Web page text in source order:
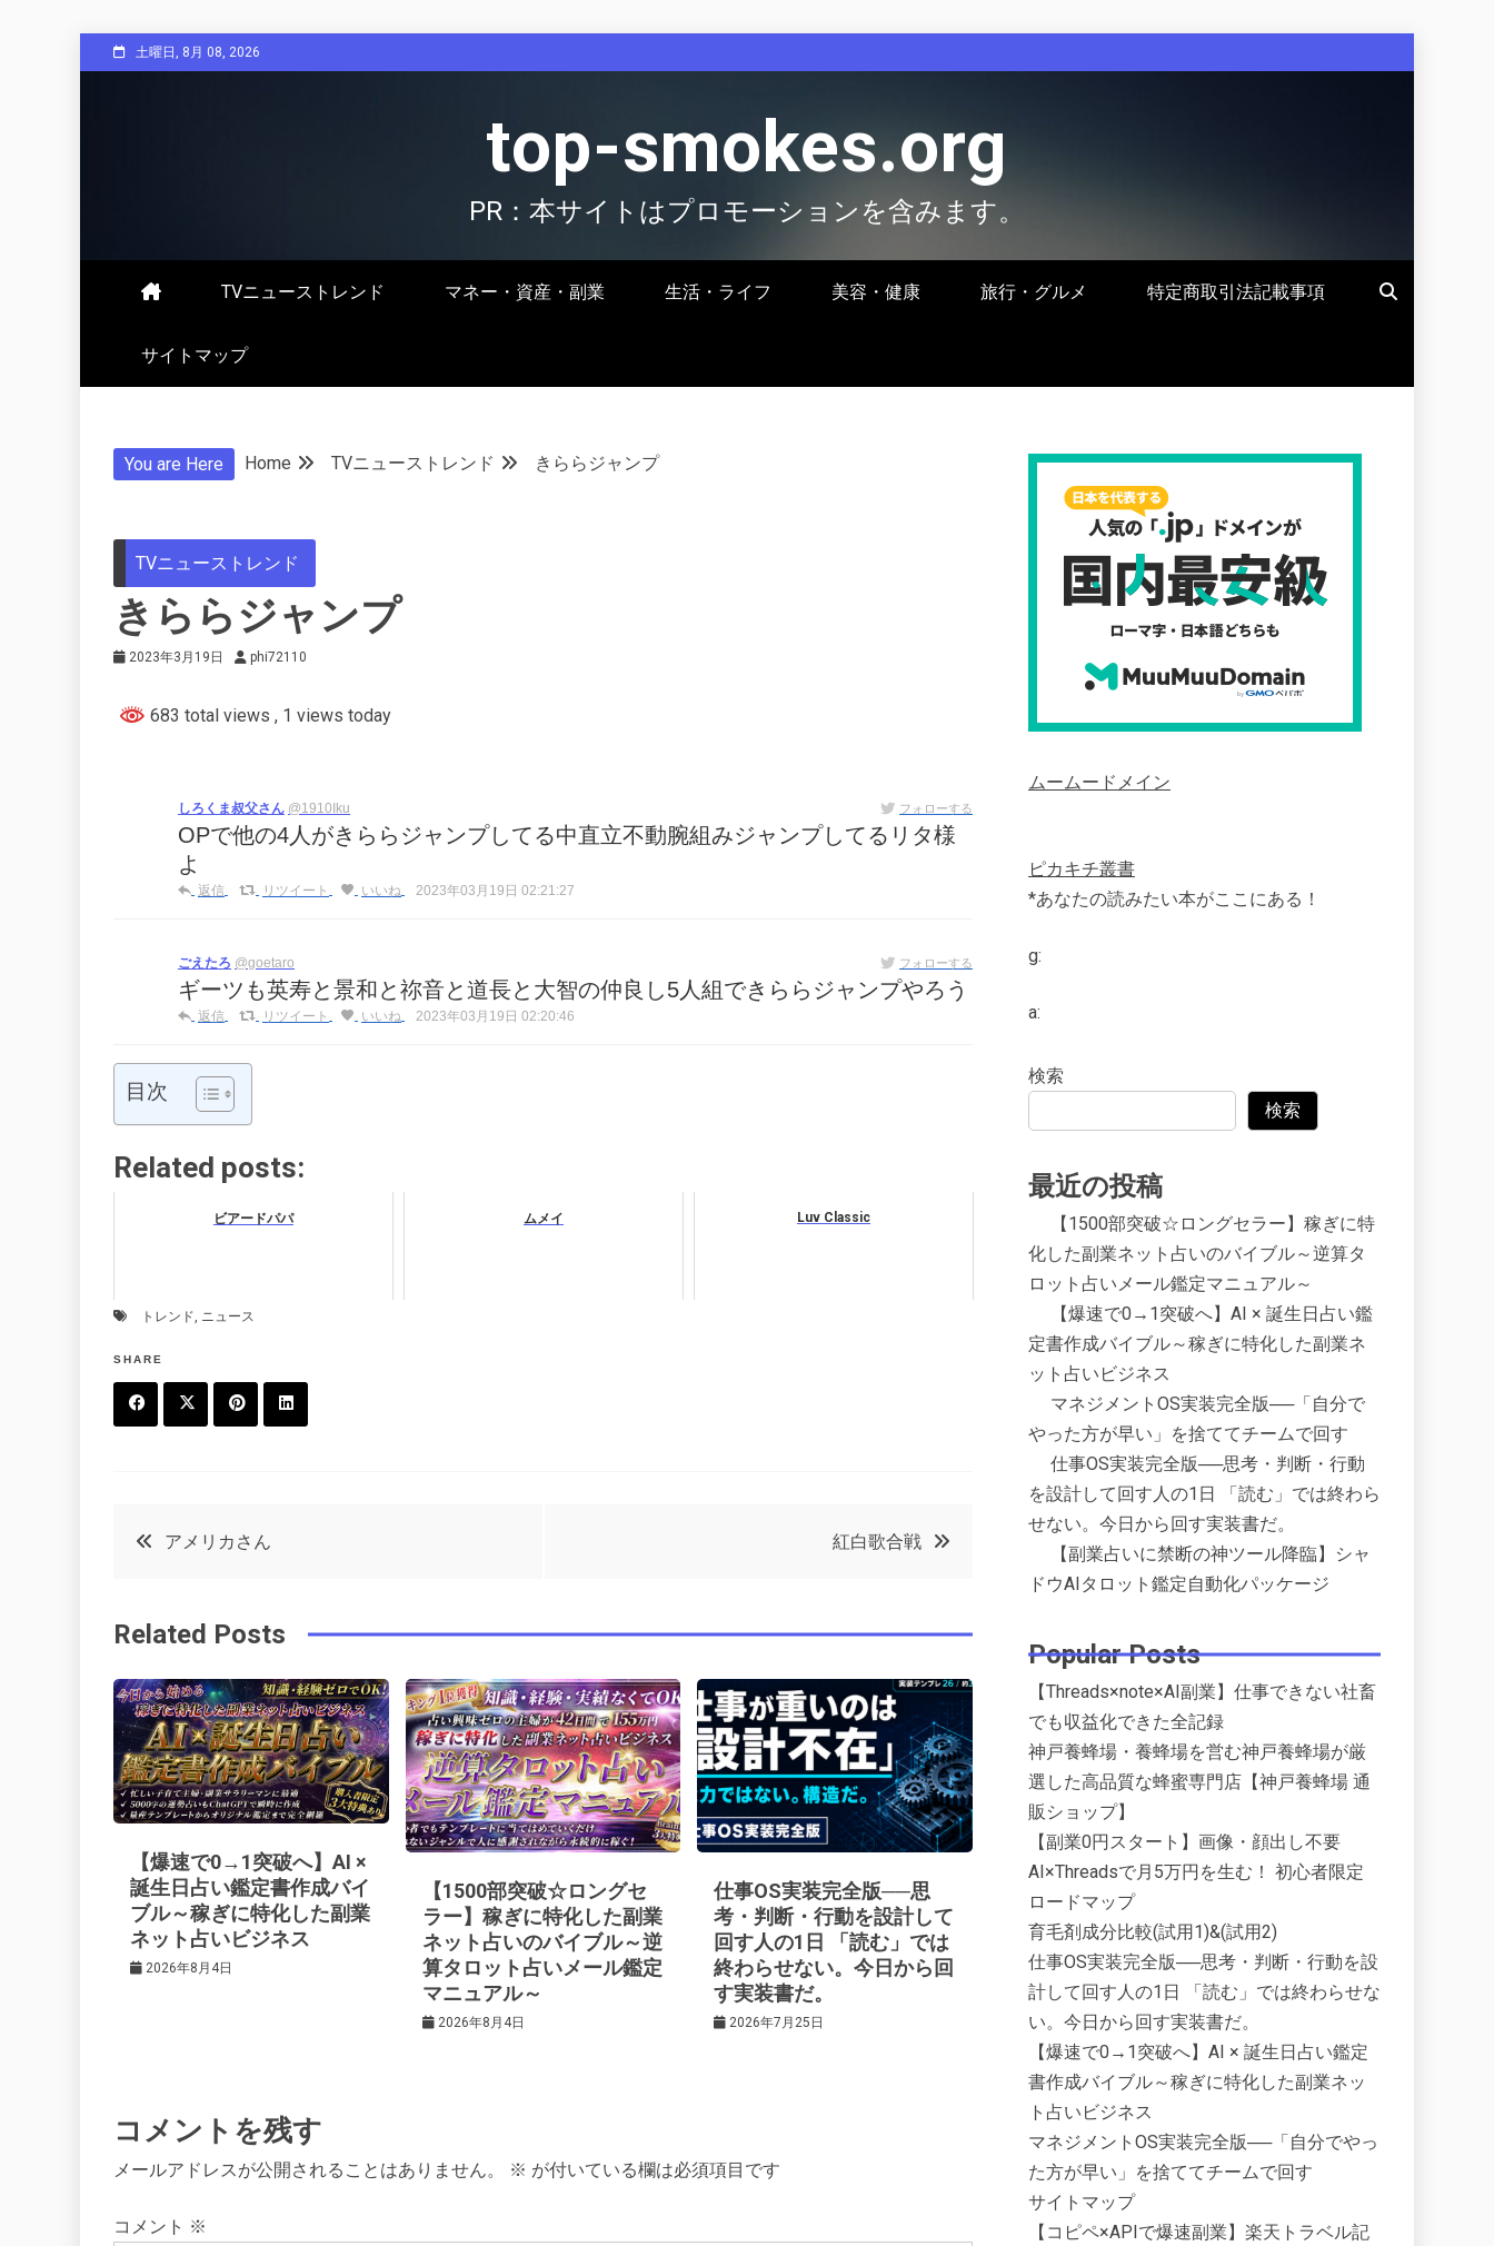
to
土曜日, 8月 08, 2026
top-smokes.org
PR：本サイトはプロモーションを含みます。
TVニューストレンド マネー・資産・副業 生活・ライフ 美容・健康 旅行・グルメ 特定商取引法記載事項
サイトマップ
You are Here Home TVニューストレンド きららジャンプ
TVニューストレンド
きららジャンプ
2023年3月19日 phi72110
683 total views , 1 views today
しろくま叔父さん @1910Iku フォローする
OPで他の4人がきららジャンプしてる中直立不動腕組みジャンプしてるリタ様
よ
返信 リツイート いいね 2023年03月19日 02:21:27
ごえたろ @goetaro フォローする
ギーツも英寿と景和と祢音と道長と大智の仲良し5人組できららジャンプやろう
返信 リツイート いいね 2023年03月19日 02:20:46
目次
Related posts:
ビアードパパ ムメイ Luv Classic
トレンド, ニュース
SHARE
o
k
t
r
e
e
t
in
投
ナ
ビ
ゲ
ー
シ
ョ
アメリカさん 紅白歌合戦
Related Posts
【爆速で0→1突破へ】AI ×
誕生日占い鑑定書作成バイ
ブル～稼ぎに特化した副業
ネット占いビジネス
2026年8月4日
【1500部突破☆ロングセ
ラー】稼ぎに特化した副業
ネット占いのバイブル～逆
算タロット占いメール鑑定
マニュアル～
2026年8月4日
仕事OS実装完全版──思
考・判断・行動を設計して
回す人の1日 「読む」では
終わらせない。今日から回
す実装書だ。
2026年7月25日
コメントを残す
メールアドレスが公開されることはありません。 ※ が付いている欄は必須項目です
コメント ※
ムームードメイン
ピカキチ叢書
*あなたの読みたい本がここにある！
g:
a:
検索
検索
最近の投稿
【1500部突破☆ロングセラー】稼ぎに特
化した副業ネット占いのバイブル～逆算タ
ロット占いメール鑑定マニュアル～
【爆速で0→1突破へ】AI × 誕生日占い鑑
定書作成バイブル～稼ぎに特化した副業ネ
ット占いビジネス
マネジメントOS実装完全版──「自分で
やった方が早い」を捨ててチームで回す
仕事OS実装完全版──思考・判断・行動
を設計して回す人の1日 「読む」では終わら
せない。今日から回す実装書だ。
【副業占いに禁断の神ツール降臨】シャ
ドウAIタロット鑑定自動化パッケージ
Popular Posts
【Threads×note×AI副業】仕事できない社畜
でも収益化できた全記録
神戸養蜂場・養蜂場を営む神戸養蜂場が厳
選した高品質な蜂蜜専門店【神戸養蜂場 通
販ショップ】
【副業0円スタート】画像・顔出し不要
AI×Threadsで月5万円を生む！ 初心者限定
ロードマップ
育毛剤成分比較(試用1)&(試用2)
仕事OS実装完全版──思考・判断・行動を設
計して回す人の1日 「読む」では終わらせな
い。今日から回す実装書だ。
【爆速で0→1突破へ】AI × 誕生日占い鑑定
書作成バイブル～稼ぎに特化した副業ネッ
ト占いビジネス
マネジメントOS実装完全版──「自分でやっ
た方が早い」を捨ててチームで回す
サイトマップ
【コピペ×APIで爆速副業】楽天トラベル記